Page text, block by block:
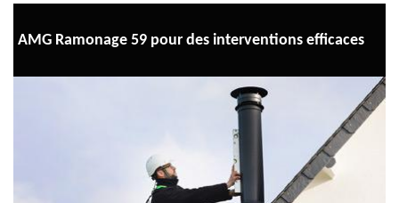
AMG Ramonage 59 pour des interventions efficaces